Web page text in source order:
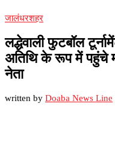
जालंधरशहर
लद्धेवाली फुटबॉल
अतिथि के रूप में पहुंचे
नेता
written by Doaba News Line